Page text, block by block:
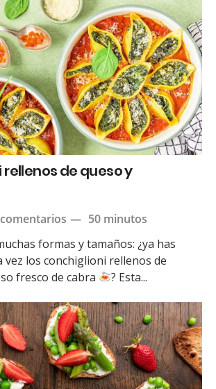
de queso y
— 50 minutos
formas y tamaños: ¿ya has
los conchiglioni rellenos de
fresco de cabra
? Esta...